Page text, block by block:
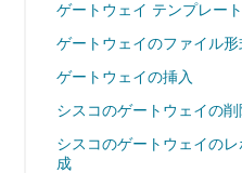
ゲートウェイ テンプレート
ゲートウェイのファイル形
ゲートウェイの挿入
シスコのゲートウェイの削
シスコのゲートウェイの
成